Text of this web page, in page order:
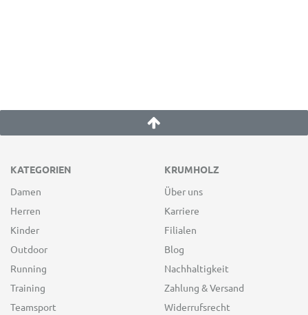
KATEGORIEN
Damen
Herren
Kinder
Outdoor
Running
Training
Teamsport
KRUMHOLZ
Über uns
Karriere
Filialen
Blog
Nachhaltigkeit
Zahlung & Versand
Widerrufsrecht